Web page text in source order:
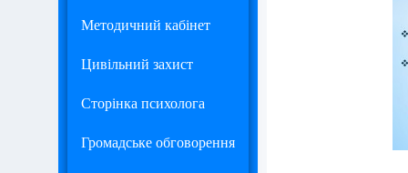
Методичний кабінет
Цивільний захист
Сторінка психолога
Громадське обговорення